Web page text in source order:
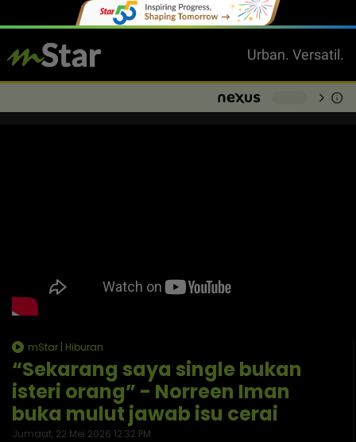
Urban. Versatil.
chevron_right info
mStar | Hiburan
“Sekarang saya single bukan
isteri orang” - Norreen Iman
buka mulut jawab isu cerai
Jumaat, 22 Mei 2026 12:32 PM